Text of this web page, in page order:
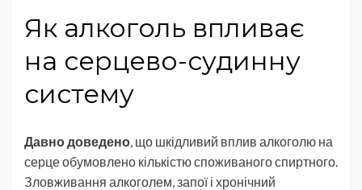
Як алкоголь впливає
на серцево-судинну
систему
Давно доведено, що шкідливий вплив алкоголю на
серце обумовлено кількістю споживаного спиртного.
Зловживання алкоголем, запої і хронічний